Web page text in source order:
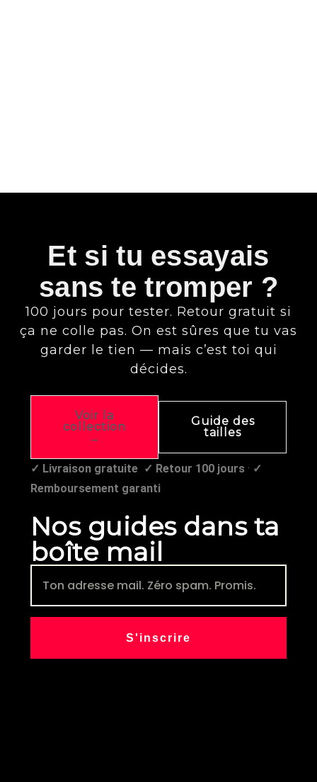
Et si tu essayais
sans te tromper ?
100 jours pour tester. Retour gratuit si
ça ne colle pas. On est sûres que tu vas
garder le tien — mais c’est toi qui
décides.
Voir la
collection
→
Guide des
tailles
✓ Livraison gratuite ✓ Retour 100 jours · ✓
Remboursement garanti
Nos guides dans ta
boîte mail
S'inscrire